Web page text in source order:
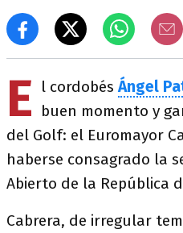
E l cordobésÁngel
buen momento y
del Golf: el Euromayor
haberse consagrado la
Abierto de la República
Cabrera, de irregular